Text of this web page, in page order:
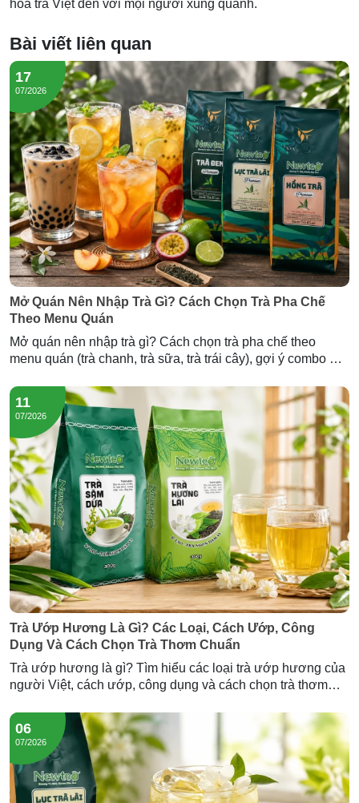
hóa trà Việt đến với mọi người xung quanh.
Bài viết liên quan
17
07/2026
Mở Quán Nên Nhập Trà Gì? Cách Chọn Trà Pha Chế
Theo Menu Quán
Mở quán nên nhập trà gì? Cách chọn trà pha chế theo
menu quán (trà chanh, trà sữa, trà trái cây), gợi ý combo mở
11
07/2026
Trà Ướp Hương Là Gì? Các Loại, Cách Ướp, Công
Dụng Và Cách Chọn Trà Thơm Chuẩn
Trà ướp hương là gì? Tìm hiểu các loại trà ướp hương của
người Việt, cách ướp, công dụng và cách chọn trà thơm
06
07/2026